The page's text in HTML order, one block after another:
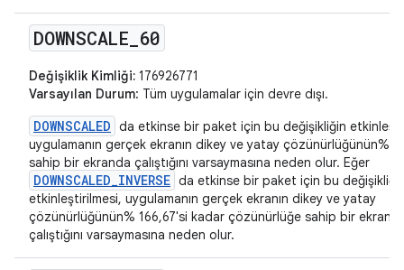
DOWNSCALE 60
Değişiklik Kimliği: 176926771
Varsayılan Durum: Tüm uygulamalar için devre dışı.
DOWNSCALED da etkinse bir paket için bu değişikliğin
uygulamanın gerçek ekranın dikey ve yatay çözünürlüğünün%
sahip bir ekranda çalıştığını varsaymasına neden olur. Eğer
DOWNSCALED_INVERSE da etkinse bir paket için bu
etkinleştirilmesi, uygulamanın gerçek ekranın dikey ve yatay
çözünürlüğünün% 166,67'si kadar çözünürlüğe sahip bir
çalıştığını varsaymasına neden olur.